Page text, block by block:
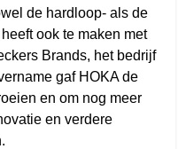
de hardloop- als de
ook te maken met
Brands, het bedrijf
gaf HOKA de
en om nog meer
en verdere